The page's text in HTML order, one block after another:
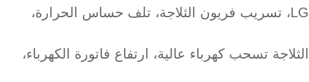
LG، تسريب فريون الثلاجة، تلف حساس الحرارة،
الثلاجة تسحب كهرباء عالية، ارتفاع فاتورة الكهرباء،